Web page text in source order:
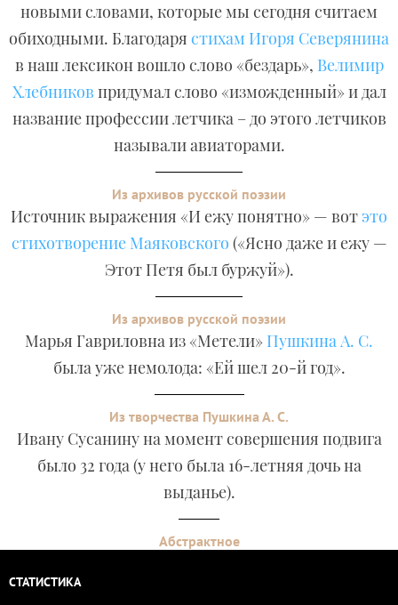
новыми словами, которые мы сегодня считаем
обиходными. Благодаря стихам Игоря Северянина
в наш лексикон вошло слово «бездарь», Велимир
Хлебников придумал слово «изможденный» и дал
название профессии летчика – до этого летчиков
называли авиаторами.
Из архивов русской поэзии
Источник выражения «И ежу понятно» — вот это
стихотворение Маяковского («Ясно даже и ежу —
Этот Петя был буржуй»).
Из архивов русской поэзии
Марья Гавриловна из «Метели» Пушкина А. С.
была уже немолода: «Ей шел 20-й год».
Из творчества Пушкина А. С.
Ивану Сусанину на момент совершения подвига
было 32 года (у него была 16-летняя дочь на
выданье).
Абстрактное
СТАТИСТИКА